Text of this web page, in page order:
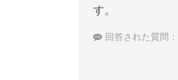
す。
回答された質問：